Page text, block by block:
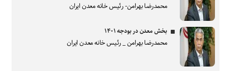
محمدرضا بهرامن- رئیس خانه معدن ایران
بخش معدن در بودجه ۱۴۰۱
محمدرضا بهرامن _ رئیس خانه معدن ایران